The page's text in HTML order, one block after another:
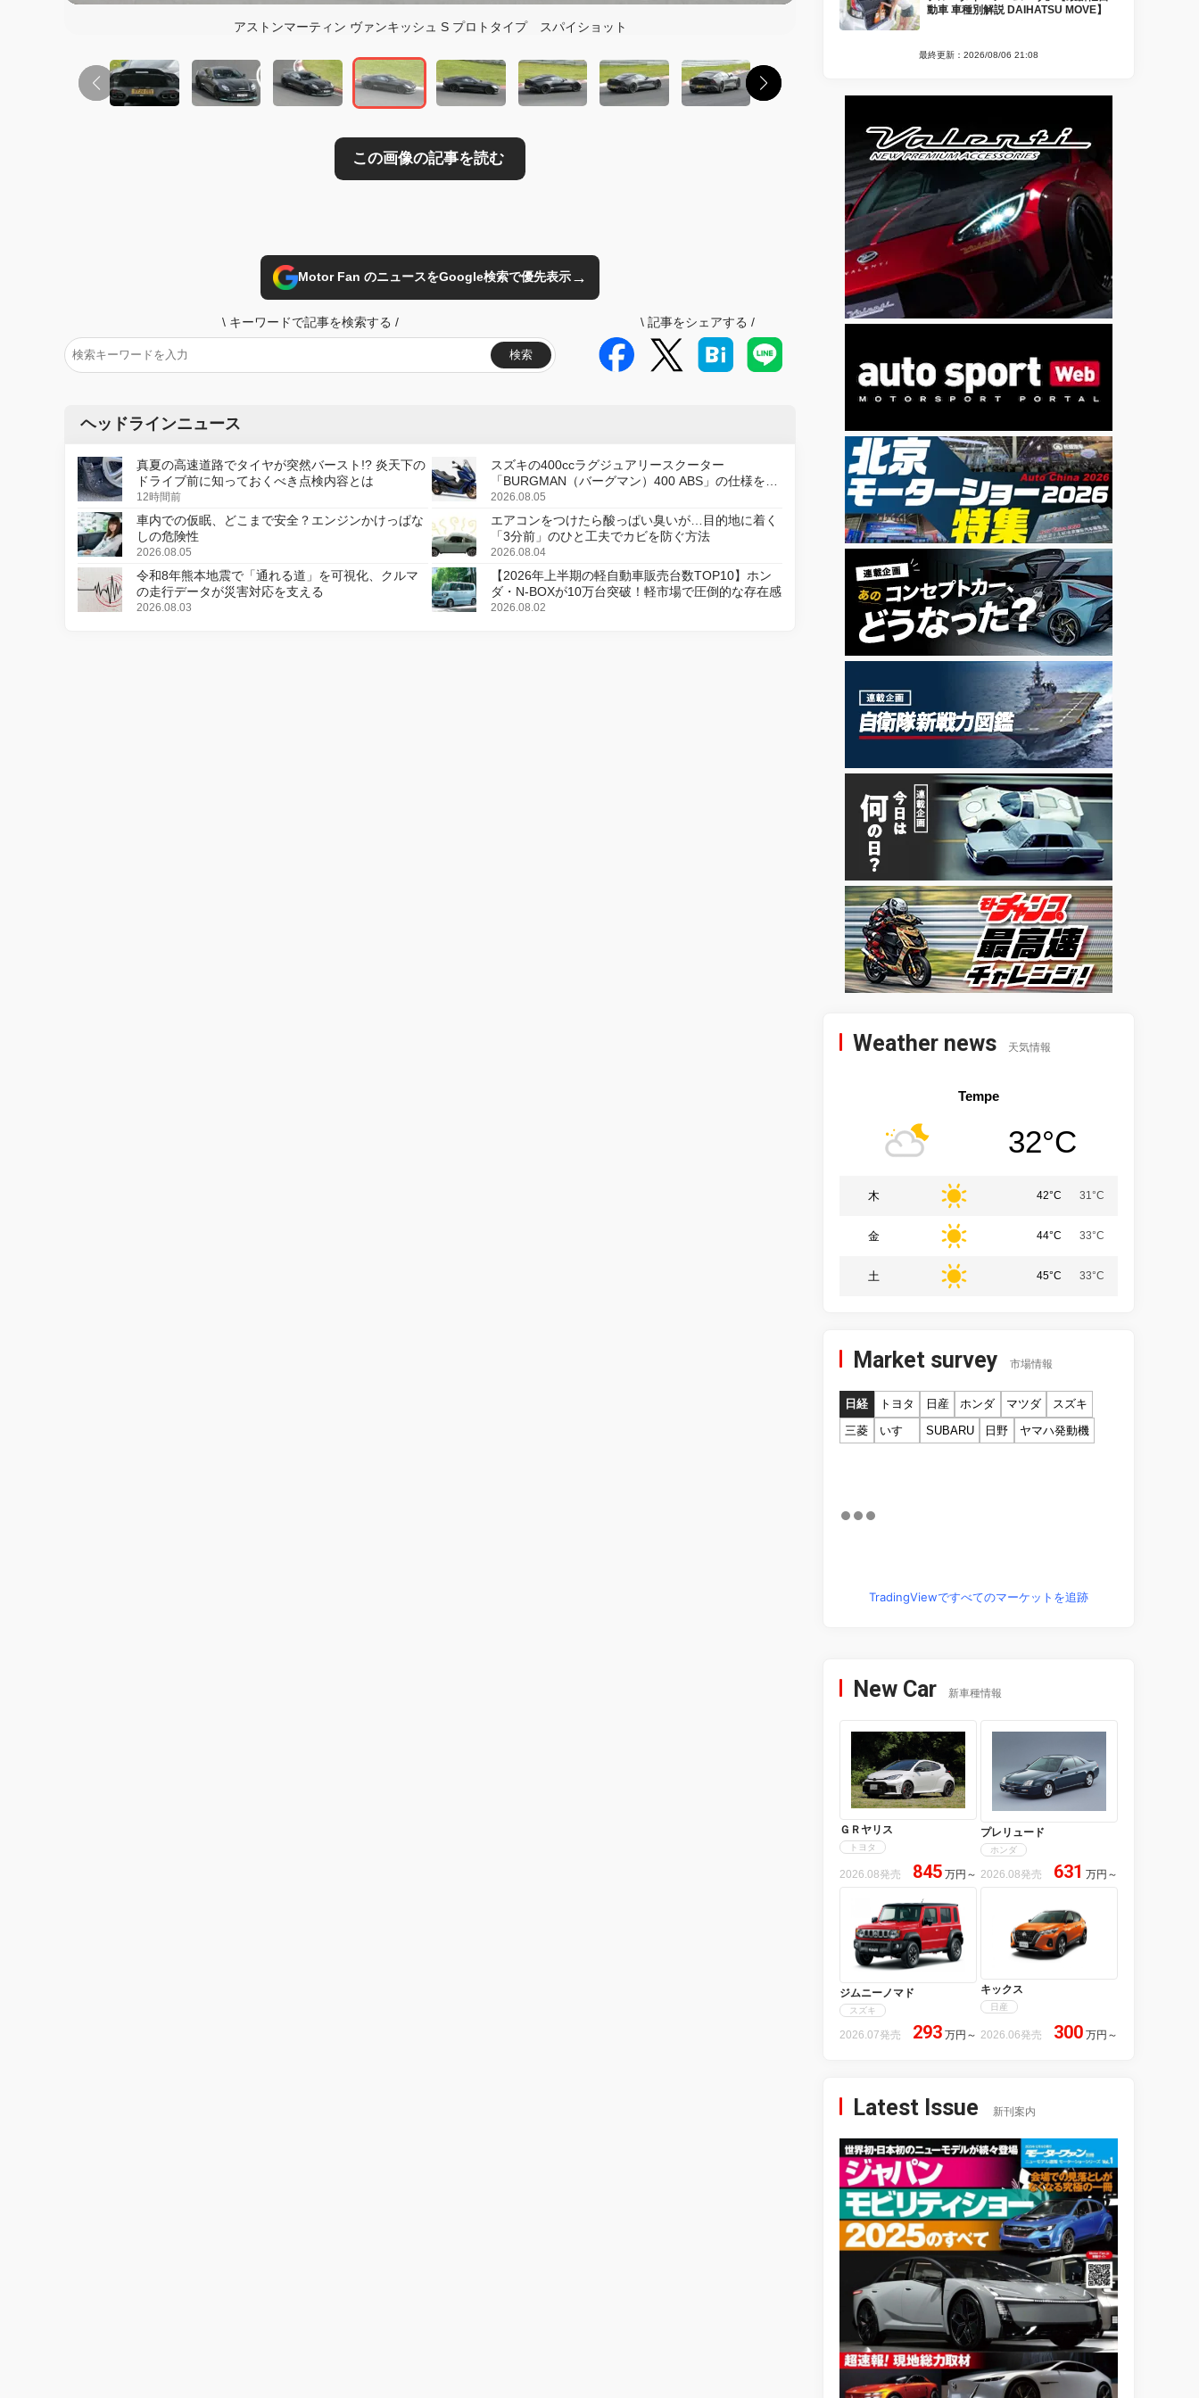
アストンマーティン ヴァンキッシュ S プロトタイプ スパイショット
Motor Fan のニュースをGoogle検索で優先表示→
\ キーワードで記事を検索する /
検索
\ 記事をシェアする /
ヘッドラインニュース
真夏の高速道路でタイヤが突然バースト!? 炎天下の
ドライブ前に知っておくべき点検内容とは
12時間前
スズキの400ccラグジュアリースクーター
「BURGMAN（バーグマン）400 ABS」の仕様を変
更し、8月18日に発売
2026.08.05
車内での仮眠、どこまで安全？エンジンかけっぱな
しの危険性
2026.08.05
エアコンをつけたら酸っぱい臭いが…目的地に着く
「3分前」のひと工夫でカビを防ぐ方法
2026.08.04
令和8年熊本地震で「通れる道」を可視化、クルマ
の走行データが災害対応を支える
2026.08.03
【2026年上半期の軽自動車販売台数TOP10】ホン
ダ・N-BOXが10万台突破！軽市場で圧倒的な存在感
2026.08.02
動車 車種別解説 DAIHATSU MOVE】
最終更新：2026/08/06 21:08
Weather news 天気情報
Tempe
32°C
木 42°C 31°C
金 44°C 33°C
土 45°C 33°C
Market survey 市場情報
日経 トヨタ 日産 ホンダ マツダ
スズキ
三菱
いすゞ SUBARU 日野 ヤマハ発動機
TradingViewですべてのマーケットを追跡
New Car 新車種情報
ＧＲヤリス
トヨタ
2026.08発売 845 万円 ～
プレリュード
ホンダ
2026.08発売 631 万円 ～
ジムニーノマド
スズキ
2026.07発売 293 万円 ～
キックス
日産
2026.06発売 300 万円 ～
Latest Issue 新刊案内